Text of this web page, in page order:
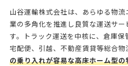
山谷運輸株式会社は、あらゆる物
業の多角化を推進し良質な運送サー
す。トラック運送を中核に、倉庫
宅配便、引越、不動産賃貸等総合
の乗り入れが容易な高床ホーム型